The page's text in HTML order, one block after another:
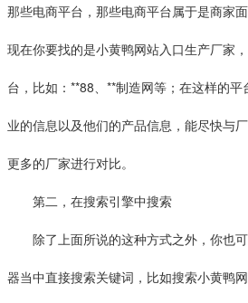
那些电商平台，那些电商平台属于是商家
现在你要找的是小黄鸭网站入口生产厂家
台，比如：**88、**制造网等；在这样的
业的信息以及他们的产品信息，能尽快与
更多的厂家进行对比。
第二，在搜索引擎中搜索
除了上面所说的这种方式之外，你也可
器当中直接搜索关键词，比如搜索小黄鸭